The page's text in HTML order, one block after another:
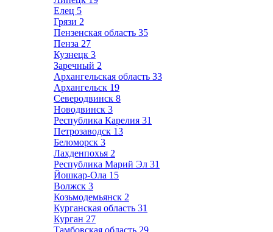
Елец 5
Грязи 2
Пензенская область 35
Пенза 27
Кузнецк 3
Заречный 2
Архангельская область 33
Архангельск 19
Северодвинск 8
Новодвинск 3
Республика Карелия 31
Петрозаводск 13
Беломорск 3
Лахденпохья 2
Республика Марий Эл 31
Йошкар-Ола 15
Волжск 3
Козьмодемьянск 2
Курганская область 31
Курган 27
Тамбовская область 29